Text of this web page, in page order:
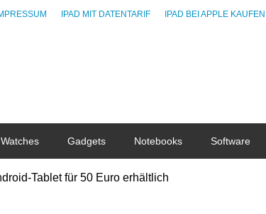
IPAD MIT DATENTARIF IPAD BEI APPLE KAUFEN
Watches Gadgets Notebooks Software
Tablet für 50 Euro erhältlich